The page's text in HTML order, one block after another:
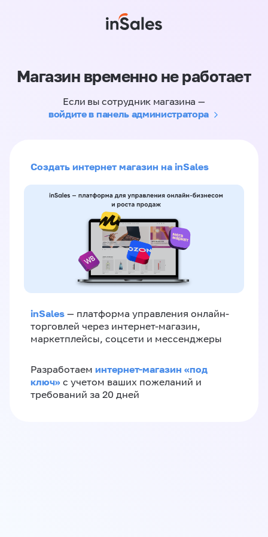
Магазин временно не работает
Если вы сотрудник магазина —
войдите в панель администратора
Создать интернет магазин на inSales
inSales — платформа управления онлайн-
торговлей через интернет-магазин,
маркетплейсы, соцсети и мессенджеры
Разработаем интернет-магазин «‎под
ключ»‎ с учетом ваших пожеланий и
требований за 20 дней